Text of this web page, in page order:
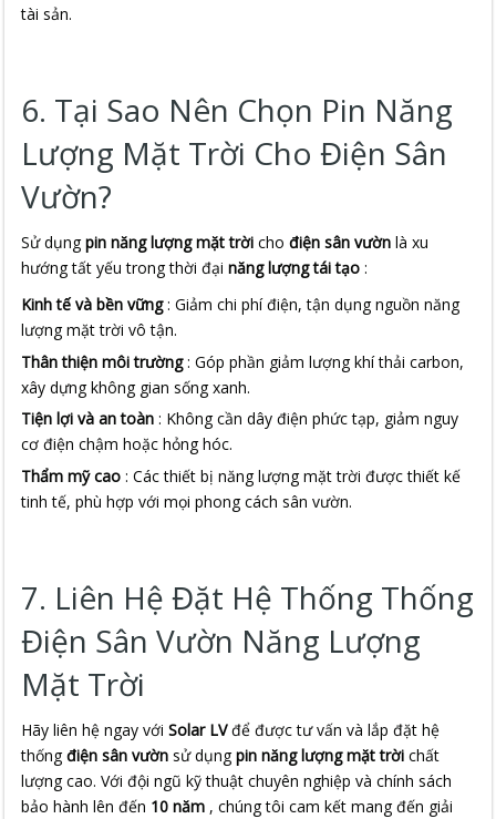
tài sản.
6. Tại Sao Nên Chọn Pin Năng
Lượng Mặt Trời Cho Điện Sân
Vườn?
Sử dụng pin năng lượng mặt trời cho điện sân vườn là xu
hướng tất yếu trong thời đại năng lượng tái tạo :
Kinh tế và bền vững: Giảm chi phí điện, tận dụng nguồn năng
lượng mặt trời vô tận.
Thân thiện môi trường: Góp phần giảm lượng khí thải carbon,
xây dựng không gian sống xanh.
Tiện lợi và an toàn : Không cần dây điện phức tạp, giảm nguy
cơ điện chậm hoặc hỏng hóc.
Thẩm mỹ cao : Các thiết bị năng lượng mặt trời được thiết kế
tinh tế, phù hợp với mọi phong cách sân vườn.
7. Liên Hệ Đặt Hệ Thống Thống
Điện Sân Vườn Năng Lượng
Mặt Trời
Hãy liên hệ ngay với Solar LV để được tư vấn và lắp đặt hệ
thống điện sân vườn sử dụng pin năng lượng mặt trời chất
lượng cao. Với đội ngũ kỹ thuật chuyên nghiệp và chính sách
bảo hành lên đến 10 năm , chúng tôi cam kết mang đến giải